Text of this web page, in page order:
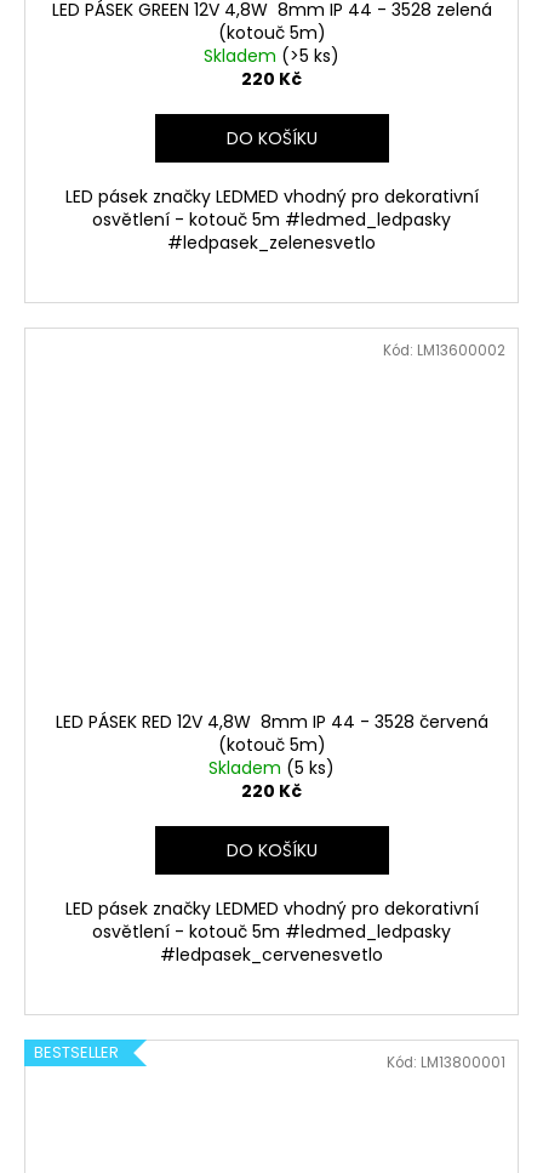
LED PÁSEK GREEN 12V 4,8W 8mm IP 44 - 3528 zelená
(kotouč 5m)
Skladem (>5 ks)
220 Kč
DO KOŠÍKU
LED pásek značky LEDMED vhodný pro dekorativní
osvětlení - kotouč 5m #ledmed_ledpasky
#ledpasek_zelenesvetlo
LED PÁSEK RED 12V 4,8W 8mm IP 44 - 3528 červená
(kotouč 5m)
Skladem (5 ks)
220 Kč
DO KOŠÍKU
LED pásek značky LEDMED vhodný pro dekorativní
osvětlení - kotouč 5m #ledmed_ledpasky
#ledpasek_cervenesvetlo
Kód: LM13600002
BESTSELLER Kód: LM13800001